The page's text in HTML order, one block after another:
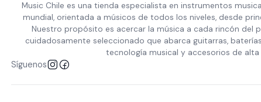
Music Chile es una tienda especialista en instrumentos
mundial, orientada a músicos de todos los niveles, desde
Nuestro propósito es acercar la música a cada rincón del
cuidadosamente seleccionado que abarca guitarras,
tecnología musical y accesorios de alta
Síguenos